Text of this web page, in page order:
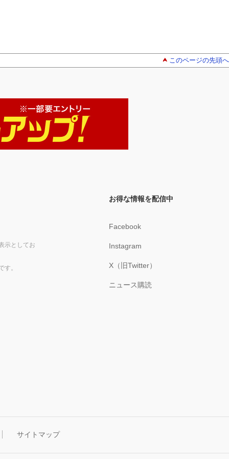
このページの先頭へ
示としてお
す。
お得な情報を配信中
Facebook
Instagram
X（旧Twitter）
ニュース購読
サイトマップ